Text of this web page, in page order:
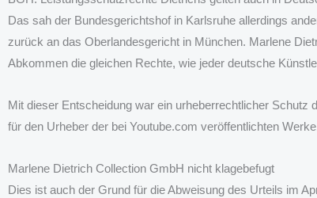
Das sah der Bundesgerichtshof in Karlsruhe allerdings
zurück an das Oberlandesgericht in München. Marlene
Abkommen die gleichen Rechte, wie jeder deutsche
Mit dieser Entscheidung war ein urheberrechtlicher
für den Urheber der bei Youtube.com veröffentlichten
Marlene Dietrich Collection GmbH nicht klagebefugt
Dies ist auch der Grund für die Abweisung des Urteils im